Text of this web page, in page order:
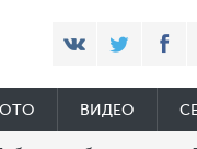
ВИДЕО